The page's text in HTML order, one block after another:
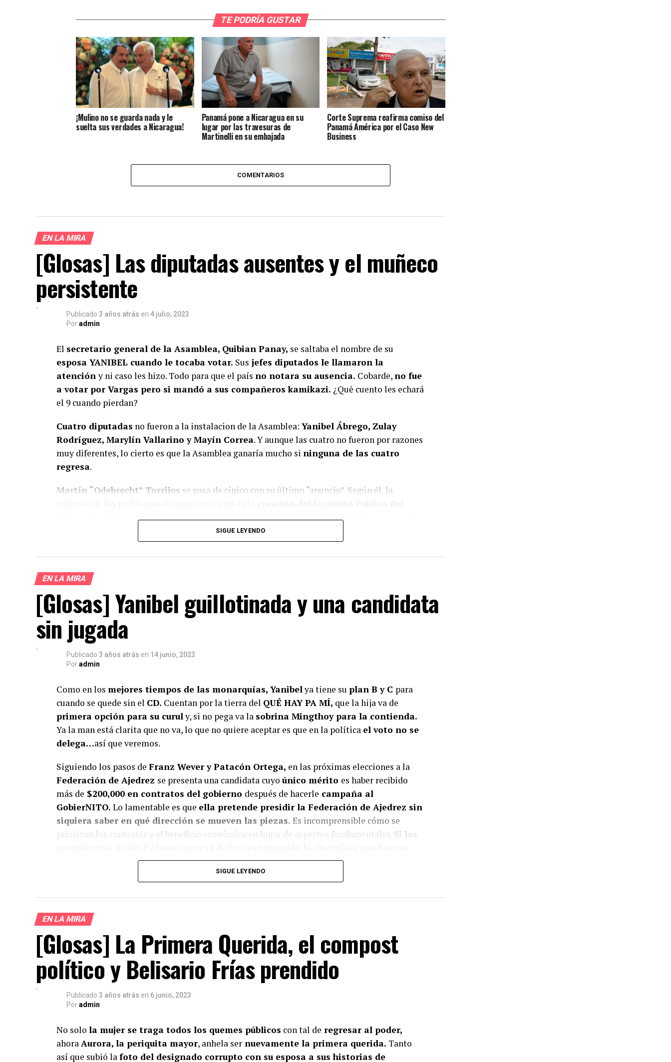
TE PODRÍA GUSTAR
¡Mulino no se guarda nada y le
suelta sus verdades a Nicaragua!
Panamá pone a Nicaragua en su
lugar por las travesuras de
Martinelli en su embajada
Corte Suprema reafirma comiso del
Panamá América por el Caso New
Business
COMENTARIOS
EN LA MIRA
[Glosas] Las diputadas ausentes y el muñeco
persistente
Publicado 3 años atrás en 4 julio, 2023
Poradmin
El secretario general de la Asamblea, Quibian Panay, se saltaba el nombre de su
esposa YANIBEL cuando le tocaba votar. Sus jefes diputados le llamaron la
atencióny ni caso les hizo. Todo para que el país no notara su ausencia. Cobarde,no fue
a votar por Vargas pero si mandó a sus compañeros kamikazi. ¿Quė cuento les echará
el 9 cuando pierdan?
Cuatro diputadas no fueron a la instalacion de la Asamblea: Yanibel Ábrego, Zulay
Rodríguez, Marylín Vallarino y Mayín Correa. Y aunque las cuatro no fueron por razones
muy diferentes, lo cierto es que la Asamblea ganaría mucho si ninguna de las cuatro
regresa.
Martín “Odebrecht” Torrijos se pasa de cínico con su último “anuncio”. Según él, la
Otra oficina más pararellenar de botellas y nombramientos políticos.
de esta calaña de gente, cuando salen del gobierno,dicen tener la solución para
todos los problemas.
¿Te gusta lo que lees?
Apoya el periodismo valiente y suscríbete a Foco Panamá.
SIGUE LEYENDO
EN LA MIRA
[Glosas] Yanibel guillotinada y una candidata
sin jugada
Publicado 3 años atrás en 14 junio, 2023
Poradmin
Como en los mejores tiempos de las monarquías, Yanibelya tiene su plan B y C para
cuando se quede sin el CD. Cuentan por la tierra del QUÉ HAY PA MÍ, que la hija va de
primera opción para su curuly, si no pega va la sobrina Mingthoy para la contienda.
Ya la man está clarita que no va, lo que no quiere aceptar es que en la política el voto no se
delega…así que veremos.
Siguiendo los pasos de Franz Wever y Patacón Ortega, en las próximas elecciones a la
Federación de Ajedrez se presenta una candidata cuyo único mérito es haber recibido
más de $200,000 en contratos del gobierno después de hacerle campaña al
GobierNITO. Lo lamentable es que ella pretende presidir la Federación de Ajedrez sin
siquiera saber en qué dirección se mueven las piezas. Es incomprensible cómo se
priorizan los contratos y el beneficio económico en lugar de aspectos fundamentales. Si las
representar la mitad no pasaría.
Apoya el periodismo valiente y suscríbete a Foco Panamá.
Suscríbete aquí
SIGUE LEYENDO
EN LA MIRA
[Glosas] La Primera Querida, el compost
político y Belisario Frías prendido
Publicado 3 años atrás en 6 junio, 2023
Poradmin
No solo la mujer se traga todos los quemes públicos con tal de regresar al poder,
ahoraAurora, la periquita mayor, anhela ser nuevamente la primera querida. Tanto
así que subió lafoto del designado corrupto con su esposa a sus historias de